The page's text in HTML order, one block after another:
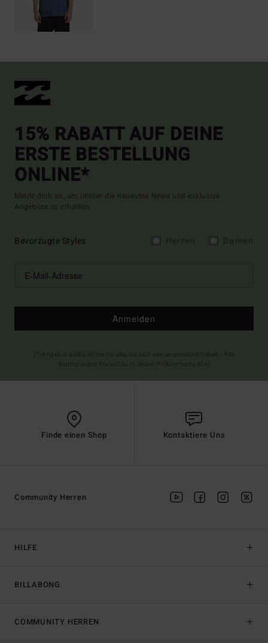
15% RABATT AUF DEINE
ERSTE BESTELLUNG
ONLINE*
Melde dich an, um immer die neuesten News und exklusive
Angebote zu erhalten.
Bevorzugte Styles
Anmelden
Finde einen Shop Kontaktiere Uns
HILFE
BILLABONG
Community Herren
COMMUNITY HERREN